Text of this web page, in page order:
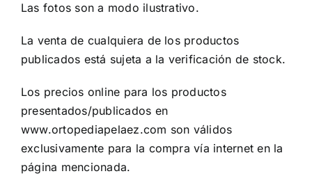
Las fotos son a modo ilustrativo.
La venta de cualquiera de los productos
publicados está sujeta a la verificación de stock.
Los precios online para los productos
presentados/publicados en
www.ortopediapelaez.com son válidos
exclusivamente para la compra vía internet en la
página mencionada.